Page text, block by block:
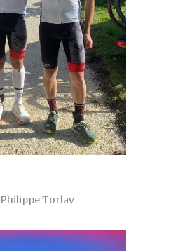
Philippe Torlay